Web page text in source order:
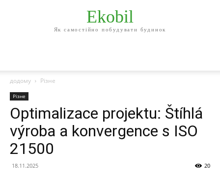
Ekobil
Як самостійно побудувати будинок
додому Різне
Різне
Optimalizace projektu: Štíhlá
výroba a konvergence s ISO
21500
18.11.2025 20